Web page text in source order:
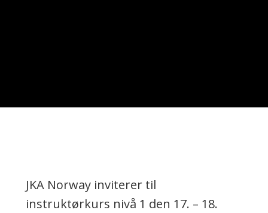
JKA Norway inviterer til
instruktørkurs nivå 1 den 17. – 18.